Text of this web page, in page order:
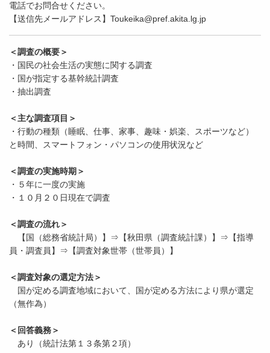
電話でお問合せください。
【送信先メールアドレス】Toukeika@pref.akita.lg.jp
＜調査の概要＞
・国民の社会生活の実態に関する調査
・国が指定する基幹統計調査
・抽出調査
＜主な調査項目＞
・行動の種類（睡眠、仕事、家事、趣味・娯楽、スポーツなど）
と時間、スマートフォン・パソコンの使用状況など
＜調査の実施時期＞
・５年に一度の実施
・１０月２０日現在で調査
＜調査の流れ＞
【国（総務省統計局）】⇒【秋田県（調査統計課）】⇒【指導
員・調査員】⇒【調査対象世帯（世帯員）】
＜調査対象の選定方法＞
国が定める調査地域において、国が定める方法により県が選定
（無作為）
＜回答義務＞
あり（統計法第１３条第２項）